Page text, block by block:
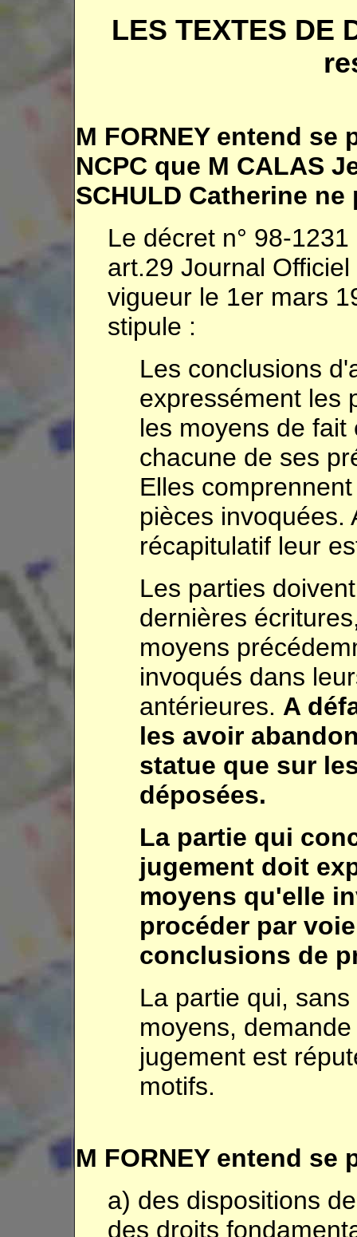
LES TEXTES DE
M FORNEY entend
NCPC que M CALAS
SCHULD Catherine
Le décret n° 98-
art.29 Journal
vigueur le 1er mars
stipule :
Les conclusions
expressément les
les moyens de
chacune de ses
Elles
pièces invoquées.
récapitulatif leur
Les parties
dernières
moyens
invoqués dans
antérieures. A
les avoir
statue que sur
déposées.
La partie qui
jugement doit
moyens qu'elle
procéder par
conclusions de
La partie qui,
moyens,
jugement est
motifs.
M FORNEY entend se
a) des dispositions
des droits